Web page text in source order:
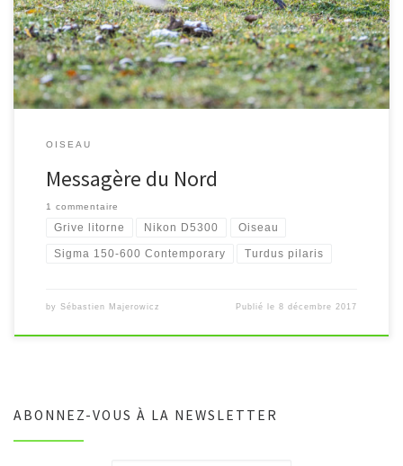
OISEAU
Messagère du Nord
1 commentaire
Grive litorne Nikon D5300 Oiseau
Sigma 150-600 Contemporary Turdus pilaris
by Sébastien Majerowicz Publié le8 décembre 2017
ABONNEZ-VOUS À LA NEWSLETTER